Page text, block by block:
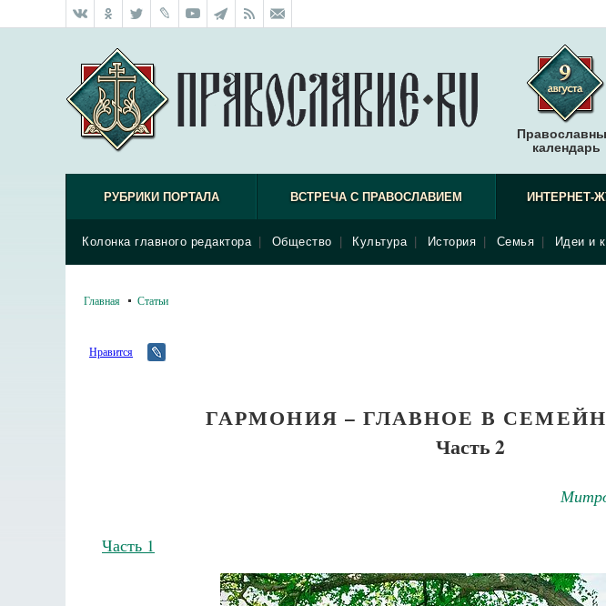
календарь
РУБРИКИ ПОРТАЛА ВСТРЕЧА С ПРАВОСЛАВИЕМ ИНТЕРНЕТ-
Колонка главного редактора Общество Культура История Семья Идеи и
Главная Статьи
Нравится
ГАРМОНИЯ – ГЛАВНОЕ В
Часть 2
Часть 1